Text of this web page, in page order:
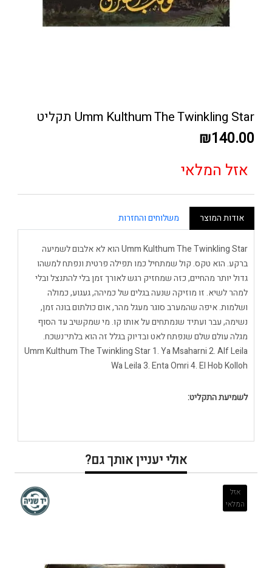
Umm Kulthum The Twinkling Star תקליט
₪140.00
אזל המלאי
אודות המוצר משלוחים והחזרות
Umm Kulthum The Twinkling Star הוא לא אלבום לשמיעה
ברקע. הוא טקס. קול שמתחיל כמו תפילה פרטית ונפתח למשהו
גדול יותר מהחיים, כזה שמחזיק רגש לאורך זמן בלי להתנצל ובלי
למהר לשיא. זו מוזיקה שנעה בגלים של כמיהה, געגוע, כמולה
ושלמות. איפה שהמערב סוגר מעגל מהר, אום כולתום בונה זמן,
נשימה, עבר ועתיד שנמתחים על אותו קו. מי שמקשיב עד הסוף
מגלה עולם שלם שנפתח לאט ובדיוק בגלל זה הוא בלתי־נשכח.
Umm Kulthum The Twinkling Star 1. Ya Msaharni 2. Alf Leila
Wa Leila 3. Enta Omri 4. El Hob Kolloh
לשמיעת התקליט:
אולי יעניין אותך גם?
אזל
המלאי